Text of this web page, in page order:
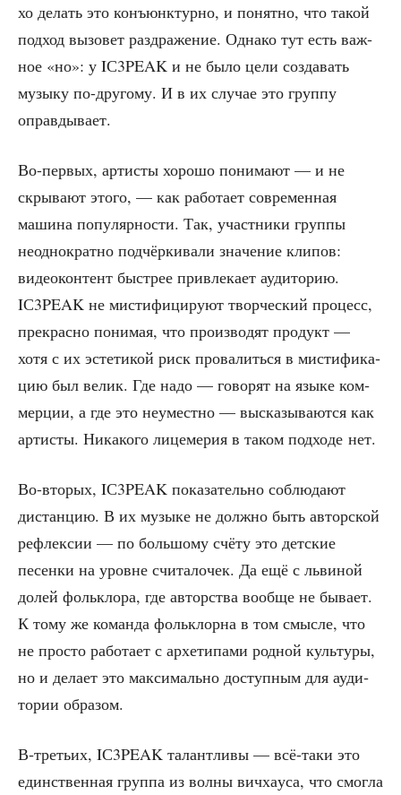
хо делать это конъ­юнк­тур­но, и понят­но, что такой
под­ход вызо­вет раз­дра­же­ние. Одна­ко тут есть важ­
ное «но»: у IС3PEAK и не было цели созда­вать
музы­ку по-дру­го­му. И в их слу­чае это груп­пу
оправдывает.
Во-пер­вых, арти­сты хоро­шо пони­ма­ют — и не
скры­ва­ют это­го, — как рабо­та­ет совре­мен­ная
маши­на попу­ляр­но­сти. Так, участ­ни­ки груп­пы
неод­но­крат­но под­чёр­ки­ва­ли зна­че­ние кли­пов:
видео­кон­тент быст­рее при­вле­ка­ет ауди­то­рию.
IС3PEAK не мисти­фи­ци­ру­ют твор­че­ский про­цесс,
пре­крас­но пони­мая, что про­из­во­дят про­дукт —
хотя с их эсте­ти­кой риск про­ва­лить­ся в мисти­фи­ка­
цию был велик. Где надо — гово­рят на язы­ке ком­
мер­ции, а где это неумест­но — выска­зы­ва­ют­ся как
арти­сты. Ника­ко­го лице­ме­рия в таком под­хо­де нет.
Во-вто­рых, IС3PEAK пока­за­тель­но соблю­да­ют
дистан­цию. В их музы­ке не долж­но быть автор­ской
рефлек­сии — по боль­шо­му счё­ту это дет­ские
песен­ки на уровне счи­та­ло­чек. Да ещё с льви­ной
долей фольк­ло­ра, где автор­ства вооб­ще не быва­ет.
К тому же коман­да фольк­лор­на в том смыс­ле, что
не про­сто рабо­та­ет с архе­ти­па­ми род­ной куль­ту­ры,
но и дела­ет это мак­си­маль­но доступ­ным для ауди­
то­рии образом.
В‑третьих, IС3PEAK талант­ли­вы — всё-таки это
един­ствен­ная груп­па из вол­ны вичха­у­са, что смог­ла